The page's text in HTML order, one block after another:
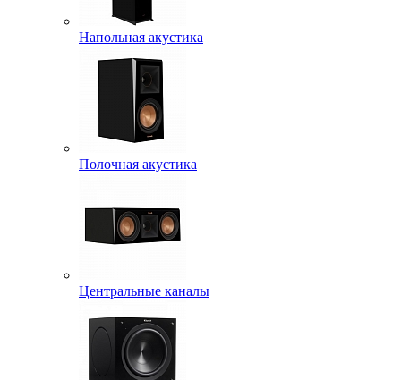
Напольная акустика
Полочная акустика
Центральные каналы